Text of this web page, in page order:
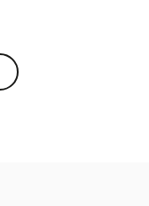
in New Tab